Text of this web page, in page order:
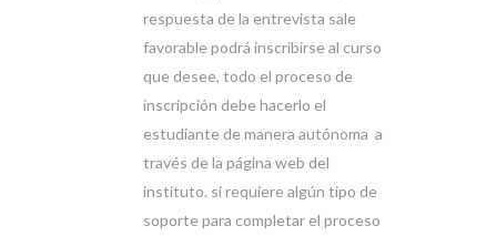
respuesta de la entrevista sale
favorable podrá inscribirse al curso
que desee, todo el proceso de
inscripción debe hacerlo el
estudiante de manera autónoma a
través de la página web del
instituto. si requiere algún tipo de
soporte para completar el proceso